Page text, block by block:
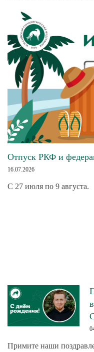
Отпуск РКФ и
16.07.2026
С 27 июля по 9 августа.
Примите наши